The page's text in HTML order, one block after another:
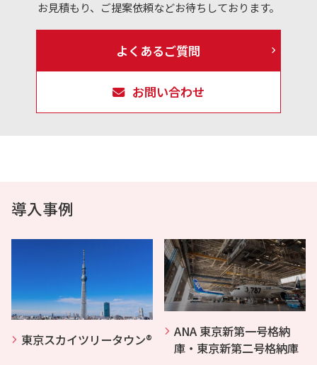
お見積もり、ご提案依頼などお待ちしております。
よくあるご質問
お問い合わせ
導入事例
東京スカイツリータウン®
ANA 東京新第一号格納
庫・東京新第二号格納庫